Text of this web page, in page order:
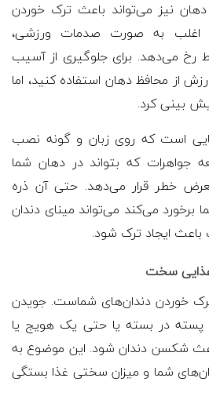
دهان نیز می‌تواند باعث ترک خوردن
اغلب به صورت صدمات ورزشی،
رخ می‌دهد. برای جلوگیری از آسیب
از محافظ دهان استفاده کنید، اما
بینی کرد.
است که روی زبان و گونه نصب
که بتواند در دهان شما
خطر قرار می‌دهد. حتی آن ذره
برخورد می‌کند می‌تواند مینای دندان
ایجاد ترک شود.
خوردن دندان‌های شماست. جویدن
در بسته یا حتی یک هویج یا
شکسن دندان شود. این موضوع به
شما و میزان سختی غذا بستگی